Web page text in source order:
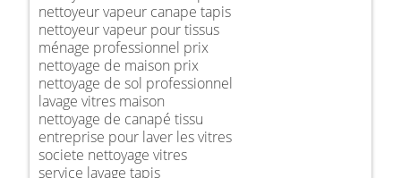
nettoyeur vapeur canape tapis
nettoyeur vapeur pour tissus
ménage professionnel prix
nettoyage de maison prix
nettoyage de sol professionnel
lavage vitres maison
nettoyage de canapé tissu
entreprise pour laver les vitres
societe nettoyage vitres
service lavage tapis